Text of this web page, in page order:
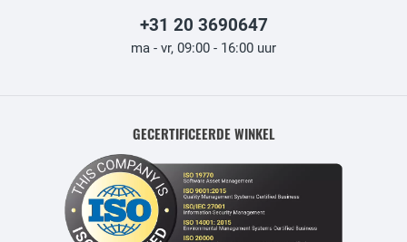
+31 20 3690647
ma - vr, 09:00 - 16:00 uur
GECERTIFICEERDE WINKEL